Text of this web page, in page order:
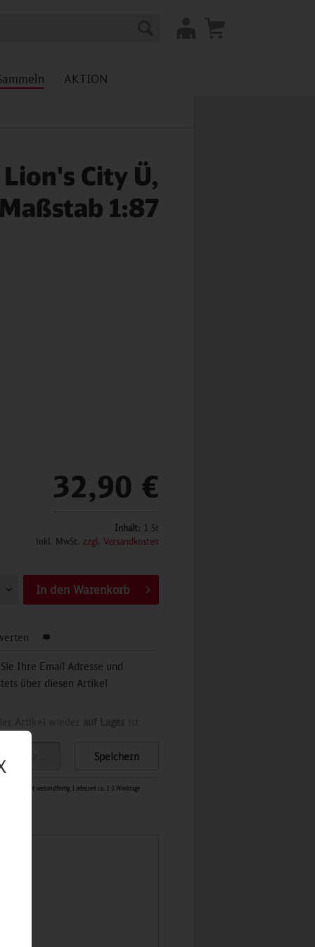
AKTION
City Ü,
1:87
32,90 €
Inhalt: 1 St
inkl. MwSt. zzgl. Versandkosten
In den Warenkorb
Ihre Email Adresse und
über diesen Artikel
Speichern
Sofort versandfertig, Lieferzeit ca. 1-3 Werktage